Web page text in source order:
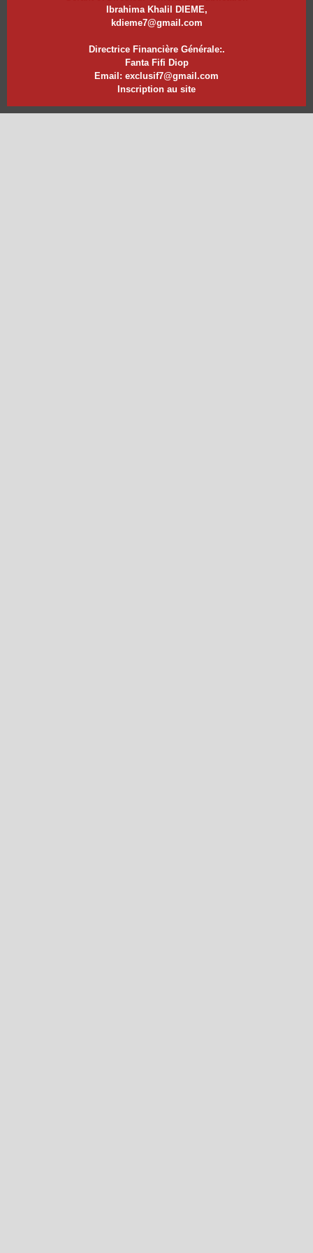
Ibrahima Khalil DIEME,
kdieme7@gmail.com
Directrice Financière Générale:.
Fanta Fifi Diop
Email: exclusif7@gmail.com
Inscription au site